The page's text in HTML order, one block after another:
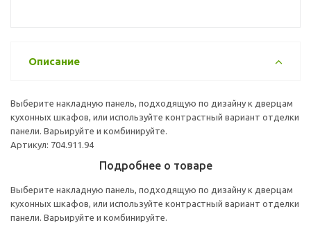
Описание
Выберите накладную панель, подходящую по дизайну к дверцам
кухонных шкафов, или используйте контрастный вариант отделки
панели. Варьируйте и комбинируйте.
Артикул: 704.911.94
Подробнее о товаре
Выберите накладную панель, подходящую по дизайну к дверцам
кухонных шкафов, или используйте контрастный вариант отделки
панели. Варьируйте и комбинируйте.